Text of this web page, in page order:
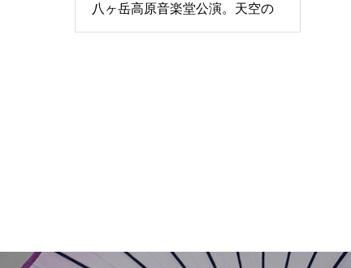
八ヶ岳高原音楽堂公演。天空の...